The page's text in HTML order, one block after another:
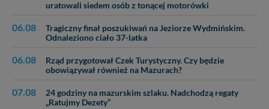
uratowali siedem osób z tonącej motorówki
06.08
Tragiczny finał poszukiwań na Jeziorze Wydmińskim.
Odnaleziono ciało 37-latka
06.08
Rząd przygotował Czek Turystyczny. Czy będzie
obowiązywał również na Mazurach?
07.08
24 godziny na mazurskim szlaku. Nadchodzą regaty
„Ratujmy Dezety”
zabronić ich przetwarzania. Pamiętaj jednak, że nie
praw w odniesieniu do informacji zawartych w plikach
tych plików - w pewnych przypadkach nie możemy tego
zrobić za Ciebie.
Dziękujemy, i życzmy miłego odkrywania Mazur na
nowo...